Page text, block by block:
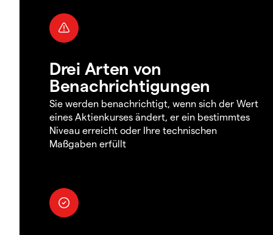
Drei Arten von
Benachrichtigungen
Sie werden benachrichtigt, wenn sich der Wert
eines Aktienkurses ändert, er ein bestimmtes
Niveau erreicht oder Ihre technischen
Maßgaben erfüllt